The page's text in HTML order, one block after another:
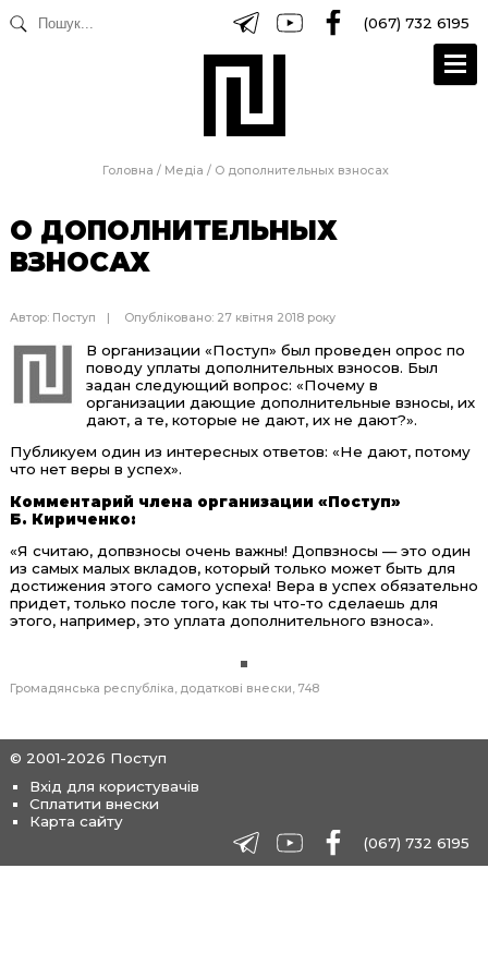
(067) 732 6195
Головна / Медіа / О дополнительных взносах
О ДОПОЛНИТЕЛЬНЫХ
ВЗНОСАХ
Автор: Поступ Опубліковано: 27 квітня 2018 року
В организации «Поступ» был проведен опрос по
поводу уплаты дополнительных взносов. Был
задан следующий вопрос: «Почему в
организации дающие дополнительные взносы, их
дают, а те, которые не дают, их не дают?».
Публикуем один из интересных ответов: «Не дают, потому
что нет веры в успех».
Комментарий члена организации «Поступ»
Б. Кириченко:
«Я считаю, допвзносы очень важны! Допвзносы — это один
из самых малых вкладов, который только может быть для
достижения этого самого успеха! Вера в успех обязательно
придет, только после того, как ты что-то сделаешь для
этого, например, это уплата дополнительного взноса».
Громадянська республіка додаткові внески 748
© 2001-2026 Поступ
Вхід для користувачів
Сплатити внески
Карта сайту
(067) 732 6195